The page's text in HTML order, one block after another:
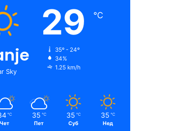
Sky
29 ℃
35º - 24º
34%
1.25 km/h
℃
Чет
35 ℃
Пет
35 ℃
Суб
35 ℃
Нед